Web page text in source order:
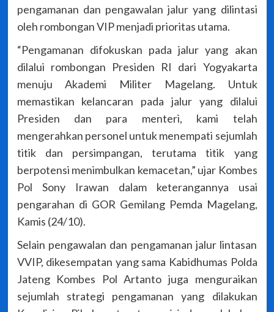
pengamanan dan pengawalan jalur yang dilintasi
oleh rombongan VIP menjadi prioritas utama.
“Pengamanan difokuskan pada jalur yang akan
dilalui rombongan Presiden RI dari Yogyakarta
menuju Akademi Militer Magelang. Untuk
memastikan kelancaran pada jalur yang dilalui
Presiden dan para menteri, kami telah
mengerahkan personel untuk menempati sejumlah
titik dan persimpangan, terutama titik yang
berpotensi menimbulkan kemacetan,” ujar Kombes
Pol Sony Irawan dalam keterangannya usai
pengarahan di GOR Gemilang Pemda Magelang,
Kamis (24/10).
Selain pengawalan dan pengamanan jalur lintasan
VVIP, dikesempatan yang sama Kabidhumas Polda
Jateng Kombes Pol Artanto juga menguraikan
sejumlah strategi pengamanan yang dilakukan